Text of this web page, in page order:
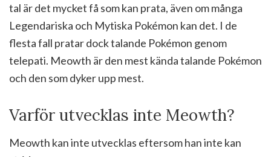
tal är det mycket få som kan prata, även om många
Legendariska och Mytiska Pokémon kan det. I de
flesta fall pratar dock talande Pokémon genom
telepati. Meowth är den mest kända talande Pokémon
och den som dyker upp mest.
Varför utvecklas inte Meowth?
Meowth kan inte utvecklas eftersom han inte kan